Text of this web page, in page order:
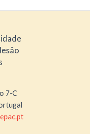
7-C